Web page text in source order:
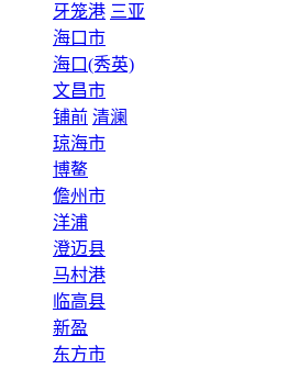
牙笼港 三亚
海口市
海口(秀英)
文昌市
铺前 清澜
琼海市
博鳌
儋州市
洋浦
澄迈县
马村港
临高县
新盈
东方市